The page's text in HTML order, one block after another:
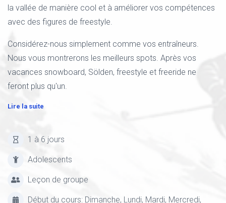
la vallée de manière cool et à améliorer vos compétences
avec des figures de freestyle.
Considérez-nous simplement comme vos entraîneurs.
Nous vous montrerons les meilleurs spots. Après vos
vacances snowboard, Sölden, freestyle et freeride ne
feront plus qu'un.
Lire la suite
1 à 6 jours
Adolescents
Leçon de groupe
Début du cours: Dimanche, Lundi, Mardi, Mercredi,